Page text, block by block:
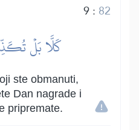
9: 82
كَلَّا بَلۡ
ste obmanuti,
Dan nagrade i
pripremate.